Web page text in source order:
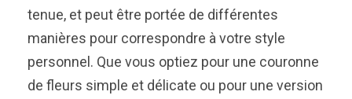
tenue, et peut être portée de différentes
manières pour correspondre à votre style
personnel. Que vous optiez pour une couronne
de fleurs simple et délicate ou pour une version